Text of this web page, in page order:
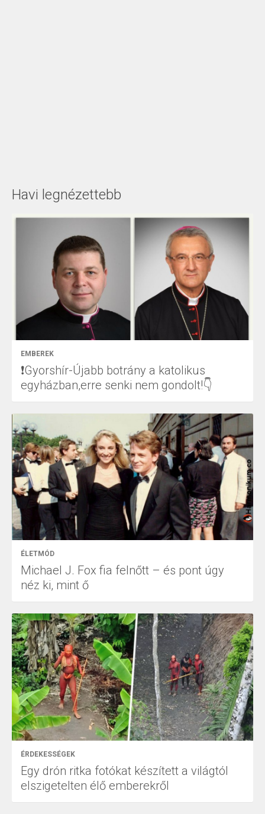
Havi legnézettebb
EMBEREK
❗Gyorshír-Újabb botrány a katolikus
egyházban,erre senki nem gondolt!👇
ÉLETMÓD
Michael J. Fox fia felnőtt – és pont úgy
néz ki, mint ő
ÉRDEKESSÉGEK
Egy drón ritka fotókat készített a világtól
elszigetelten élő emberekről